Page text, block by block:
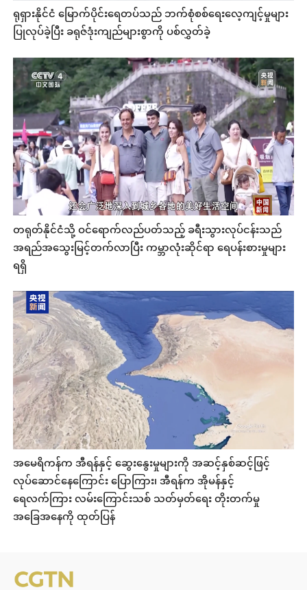
ရုရှားနိုင်ငံ မြောက်ပိုင်းရေတပ်သည် ဘက်စုံစစ်ရေးလေ့ကျင့်မှုများ
ပြုလုပ်ခဲ့ပြီး ခရုဇ်ဒုံးကျည်များစွာကို ပစ်လွှတ်ခဲ့
တရုတ်နိုင်ငံသို့ ဝင်ရောက်လည်ပတ်သည့် ခရီးသွားလုပ်ငန်းသည်
အရည်အသွေးမြင့်တက်လာပြီး ကမ္ဘာလုံးဆိုင်ရာ ရေပန်းစားမှုများ
ရရှိ
အမေရိကန်က အီရန်နှင့် ဆွေးနွေးမှုများကို အဆင့်နှစ်ဆင့်ဖြင့်
လုပ်ဆောင်နေကြောင်း ပြောကြား၊ အီရန်က အိုမန်နှင့်
ရေလက်ကြား လမ်းကြောင်းသစ် သတ်မှတ်ရေး တိုးတက်မှု
အခြေအနေကို ထုတ်ပြန်